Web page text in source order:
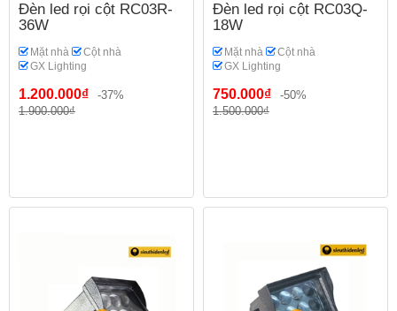
Đèn led rọi cột RC03R-
36W
Mặt nhà
Cột nhà
GX Lighting
1.200.000₫
-37%
1.900.000₫
Đèn led rọi cột RC03Q-
18W
Mặt nhà
Cột nhà
GX Lighting
750.000₫
-50%
1.500.000₫